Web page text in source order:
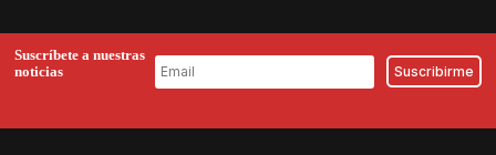
Suscríbete a nuestras
noticias